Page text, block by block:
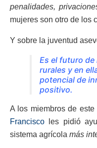
penalidades,
mujeres son otro de los
Y sobre la juventud
Es el futuro
rurales y en
potencial de
positivo.
A los miembros de
Francisco les pidió
sistema agrícola más